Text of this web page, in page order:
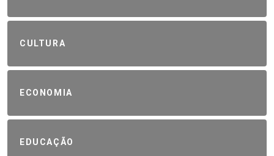
CULTURA
ECONOMIA
EDUCAÇÃO